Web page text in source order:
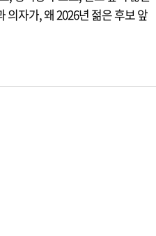
의자가, 왜 2026년 젊은 후보 앞